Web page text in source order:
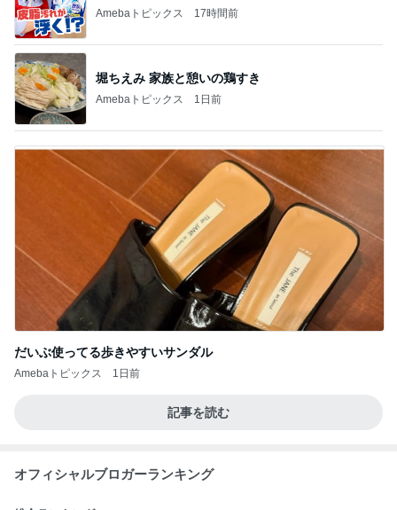
Amebaトピックス 17時間前
堀ちえみ 家族と憩いの鶏すき
Amebaトピックス 1日前
だいぶ使ってる歩きやすいサンダル
Amebaトピックス 1日前
記事を読む
オフィシャルブロガーランキング